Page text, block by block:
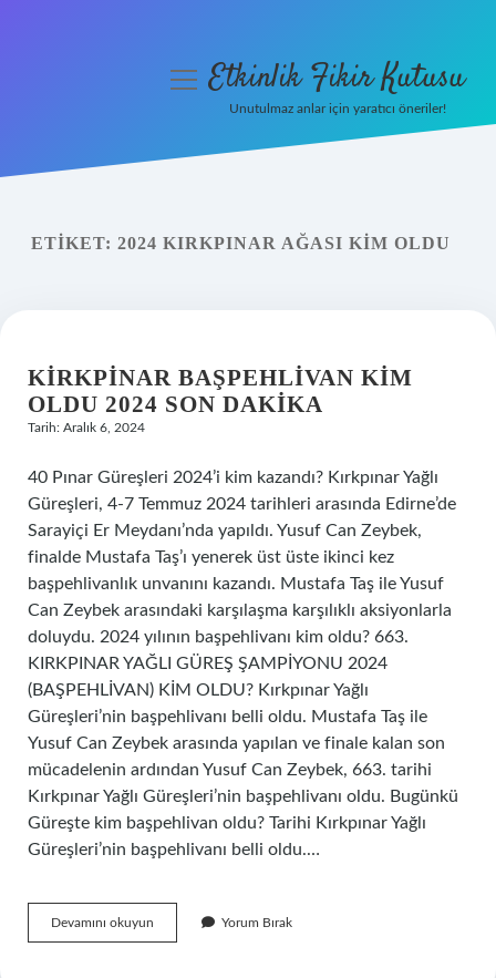
Yasal Uyarı
menüyüEtkinlik Fikir Kutusu
Unutulmaz anlar için yaratıcı öneriler!
ETIKET: 2024 KIRKPINAR AĞASI KIM OLDU
KIRKPINAR BAŞPEHLIVAN KIM
OLDU 2024 SON DAKIKA
Tarih: Aralık 6, 2024
40 Pınar Güreşleri 2024’i kim kazandı? Kırkpınar Yağlı
Güreşleri, 4-7 Temmuz 2024 tarihleri ​​arasında Edirne’de
Sarayiçi Er Meydanı’nda yapıldı. Yusuf Can Zeybek,
finalde Mustafa Taş’ı yenerek üst üste ikinci kez
başpehlivanlık unvanını kazandı. Mustafa Taş ile Yusuf
Can Zeybek arasındaki karşılaşma karşılıklı aksiyonlarla
doluydu. 2024 yılının başpehlivanı kim oldu? 663.
KIRKPINAR YAĞLI GÜREŞ ŞAMPİYONU 2024
(BAŞPEHLİVAN) KİM OLDU? Kırkpınar Yağlı
Güreşleri’nin başpehlivanı belli oldu. Mustafa Taş ile
Yusuf Can Zeybek arasında yapılan ve finale kalan son
mücadelenin ardından Yusuf Can Zeybek, 663. tarihi
Kırkpınar Yağlı Güreşleri’nin başpehlivanı oldu. Bugünkü
Güreşte kim başpehlivan oldu? Tarihi Kırkpınar Yağlı
Güreşleri’nin başpehlivanı belli oldu.…
Devamını okuyun Kirkpinar
Başpehlivan
Yorum Bırak